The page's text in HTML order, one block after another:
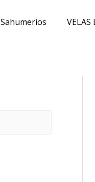
Sahumerios VELAS